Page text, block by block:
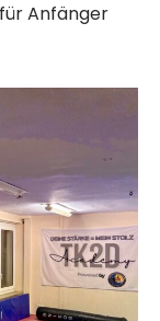
Anfänger